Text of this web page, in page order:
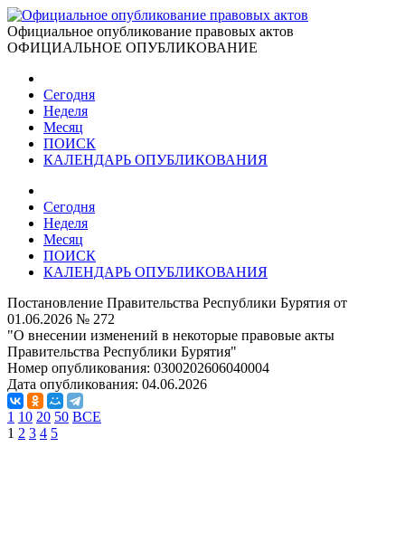
Официальное опубликование правовых актов
ОФИЦИАЛЬНОЕ ОПУБЛИКОВАНИЕ
Сегодня
Неделя
Месяц
ПОИСК
КАЛЕНДАРЬ ОПУБЛИКОВАНИЯ
Сегодня
Неделя
Месяц
ПОИСК
КАЛЕНДАРЬ ОПУБЛИКОВАНИЯ
Постановление Правительства Республики Бурятия от
01.06.2026 № 272
"О внесении изменений в некоторые правовые акты
Правительства Республики Бурятия"
Номер опубликования: 0300202606040004
Дата опубликования: 04.06.2026
1 10 20 50 ВСЕ
1 2 3 4 5